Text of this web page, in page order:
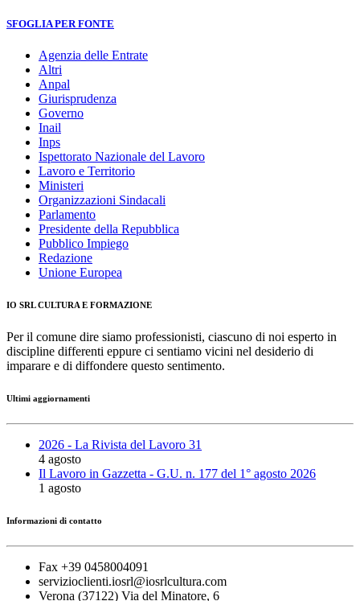
SFOGLIA PER FONTE
Agenzia delle Entrate
Altri
Anpal
Giurisprudenza
Governo
Inail
Inps
Ispettorato Nazionale del Lavoro
Lavoro e Territorio
Ministeri
Organizzazioni Sindacali
Parlamento
Presidente della Repubblica
Pubblico Impiego
Redazione
Unione Europea
IO SRL CULTURA E FORMAZIONE
Per il comune dire siamo professionisti, ciascuno di noi esperto in
discipline differenti eppure ci sentiamo vicini nel desiderio di
imparare e di diffondere questo sentimento.
Ultimi aggiornamenti
2026 - La Rivista del Lavoro 31
4 agosto
Il Lavoro in Gazzetta - G.U. n. 177 del 1° agosto 2026
1 agosto
Informazioni di contatto
Fax +39 0458004091
servizioclienti.iosrl@iosrlcultura.com
Verona (37122) Via del Minatore, 6